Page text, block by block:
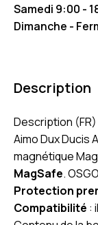
Samedi 9:00 -
Dimanche -
Description
Description
Aimo Dux Ducis
magnétique
MagSafe.
Protection
Compatibilité :